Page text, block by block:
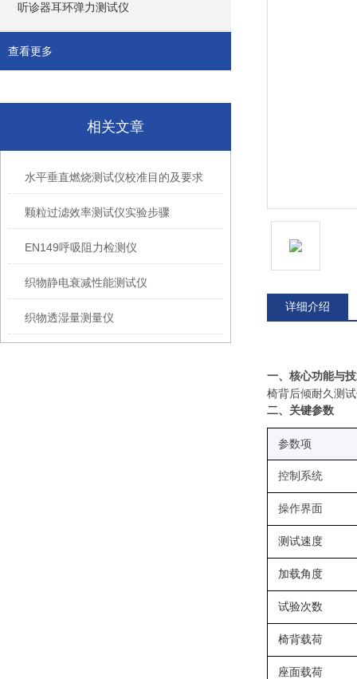
听诊器耳环弹力测试仪
查看更多
相关文章
水平垂直燃烧测试仪校准目的及要求
颗粒过滤效率测试仪实验步骤
EN149呼吸阻力检测仪
织物静电衰减性能测试仪
织物透湿量测量仪
详细介绍
一、核心功能与
椅背后倾耐久测
二、关键参数
参数项
控制系统
操作界面
测试速度
加载角度
试验次数
椅背载荷
座面载荷